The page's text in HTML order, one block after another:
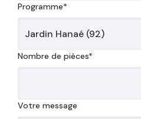
Programme*
Nombre de pièces*
Votre message